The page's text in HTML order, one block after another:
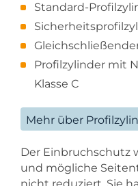
Standard-
Profilzylinder mit
Klasse C
Mehr über
Der Einbruchschutz
und mögliche